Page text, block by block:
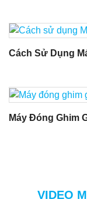
Cách Sử Dụng
Máy Đóng Ghim
VIDEO